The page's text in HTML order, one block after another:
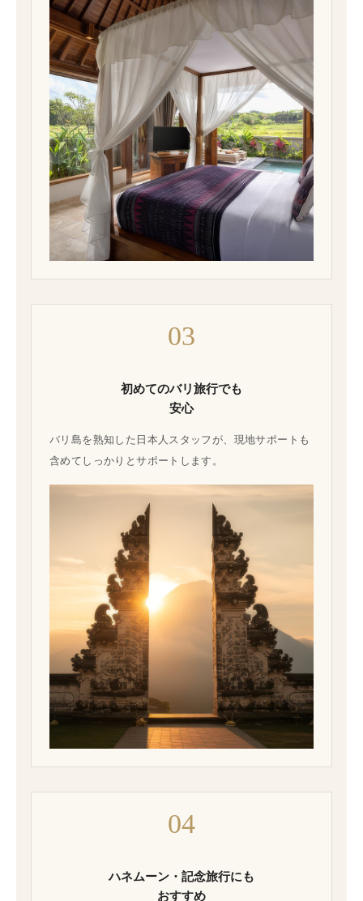
03
初めてのバリ旅行でも
安心
バリ島を熟知した日本人スタッフが、現地サポートも
含めてしっかりとサポートします。
04
ハネムーン・記念旅行にも
おすすめ